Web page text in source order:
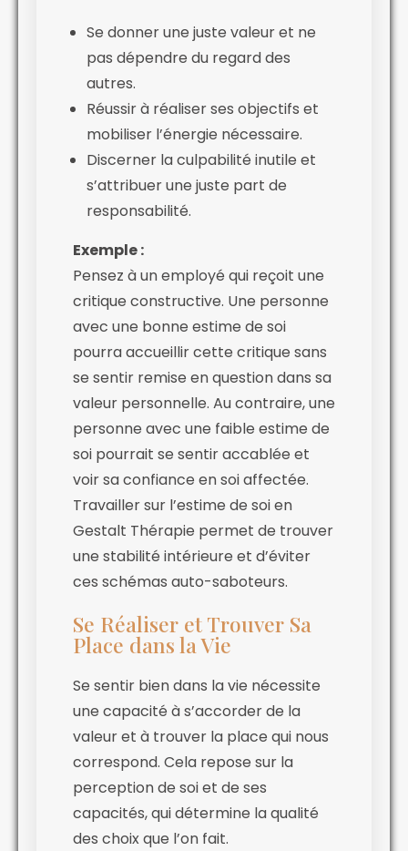
Se donner une juste valeur et ne
pas dépendre du regard des
autres.
Réussir à réaliser ses objectifs et
mobiliser l’énergie nécessaire.
Discerner la culpabilité inutile et
s’attribuer une juste part de
responsabilité.
Exemple :
Pensez à un employé qui reçoit une
critique constructive. Une personne
avec une bonne estime de soi
pourra accueillir cette critique sans
se sentir remise en question dans sa
valeur personnelle. Au contraire, une
personne avec une faible estime de
soi pourrait se sentir accablée et
voir sa confiance en soi affectée.
Travailler sur l’estime de soi en
Gestalt Thérapie permet de trouver
une stabilité intérieure et d’éviter
ces schémas auto-saboteurs.
Se Réaliser et Trouver Sa
Place dans la Vie
Se sentir bien dans la vie nécessite
une capacité à s’accorder de la
valeur et à trouver la place qui nous
correspond. Cela repose sur la
perception de soi et de ses
capacités, qui détermine la qualité
des choix que l’on fait.